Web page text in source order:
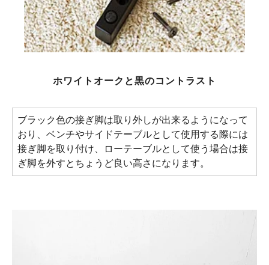
ホワイトオークと黒のコントラスト
ブラック色の接ぎ脚は取り外しが出来るようになって
おり、ベンチやサイドテーブルとして使用する際には
接ぎ脚を取り付け、ローテーブルとして使う場合は接
ぎ脚を外すとちょうど良い高さになります。